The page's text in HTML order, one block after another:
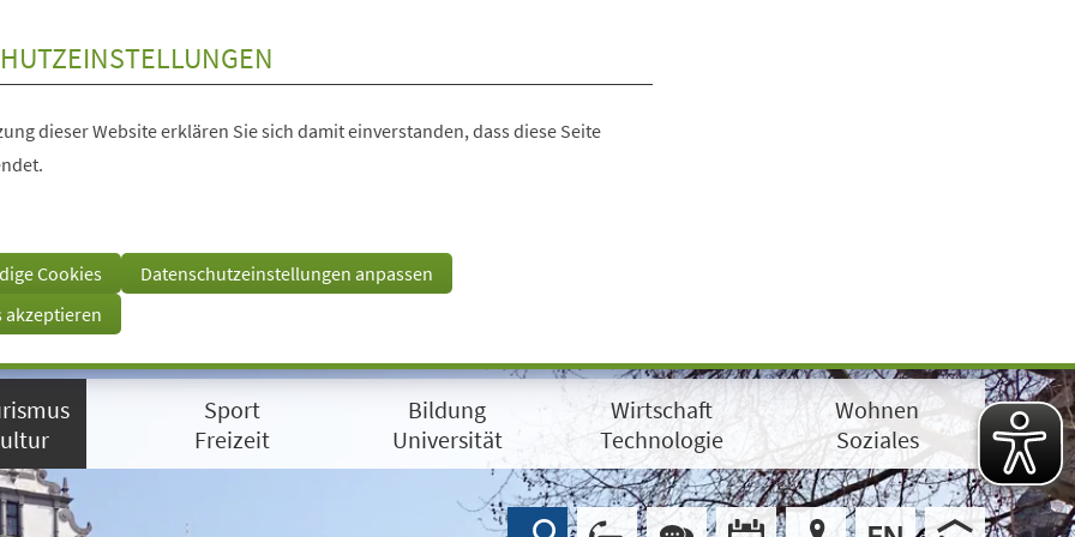
dieser Website erklären Sie sich damit einverstanden, dass diese Seite
Cookies
Datenschutzeinstellungen anpassen
akzeptieren
Sport
Freizeit
Bildung
Universität
Wirtschaft
Technologie
Wohnen
Soziales